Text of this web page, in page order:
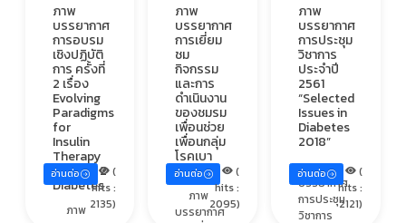
ภาพ
บรรยากาศ
การอบรม
เชิงปฏิบัติ
การ ครั้งที่
2 เรื่อง
Evolving
Paradigms
for
Insulin
Therapy
of Type 2
Diabetes
ภาพ
อ่านต่อ
(
hits :
2135)
ภาพ
บรรยากาศ
การเยี่ยม
ชม
กิจกรรม
และการ
ดำเนินงาน
ของชมรม
เพื่อนช่วย
เพื่อนกลุ่ม
โรคเบา
หวาน
ภาพ
บรรยากาศ
อ่านต่อ
(
hits :
2095)
ภาพ
บรรยากาศ
การประชุม
วิชาการ
ประจำปี
2561
“Selected
Issues in
Diabetes
2018”
ภาพ
บรรยากาศ
การประชุม
วิชาการ
อ่านต่อ
(
hits :
2121)